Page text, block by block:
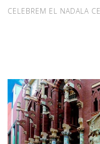
CELEBREM EL NADALA